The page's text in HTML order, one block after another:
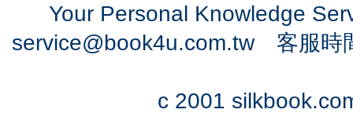
Your Personal Knowledge
service@book4u.com.tw客服時
c 2001